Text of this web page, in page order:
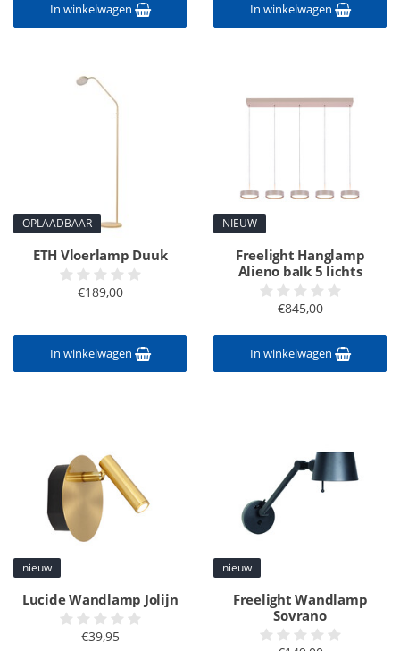
In winkelwagen In winkelwagen
OPLAADBAAR
ETH Vloerlamp Duuk
€189,00
In winkelwagen
NIEUW
Freelight Hanglamp
Alieno balk 5 lichts
€845,00
In winkelwagen
nieuw
Lucide Wandlamp Jolijn
€39,95
nieuw
Freelight Wandlamp
Sovrano